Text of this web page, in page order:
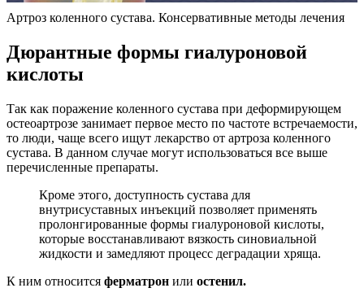
Артроз коленного сустава. Консервативные методы лечения
Дюрантные формы гиалуроновой
кислоты
Так как поражение коленного сустава при деформирующем
остеоартрозе занимает первое место по частоте встречаемости,
то люди, чаще всего ищут лекарство от артроза коленного
сустава. В данном случае могут использоваться все выше
перечисленные препараты.
Кроме этого, доступность сустава для
внутрисуставных инъекций позволяет применять
пролонгированные формы гиалуроновой кислоты,
которые восстанавливают вязкость синовиальной
жидкости и замедляют процесс деградации хряща.
К ним относится ферматрон или остенил.